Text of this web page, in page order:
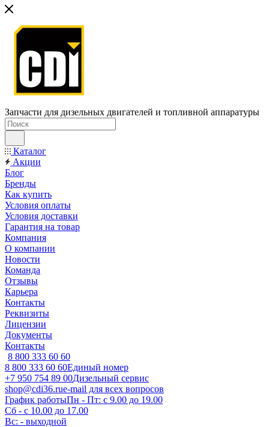
Запчасти для дизельных двигателей и топливной аппаратуры
Каталог
Акции
Блог
Бренды
Как купить
Условия оплаты
Условия доставки
Гарантия на товар
Компания
О компании
Новости
Команда
Отзывы
Карьера
Контакты
Реквизиты
Лицензии
Документы
Контакты
8 800 333 60 60
8 800 333 60 60Единый номер
+7 950 754 89 00Дизельный сервис
shop@cdi36.rue-mail для всех вопросов
График работыПн - Пт: с 9.00 до 19.00
Сб - с 10.00 до 17.00
Вс: - выходной